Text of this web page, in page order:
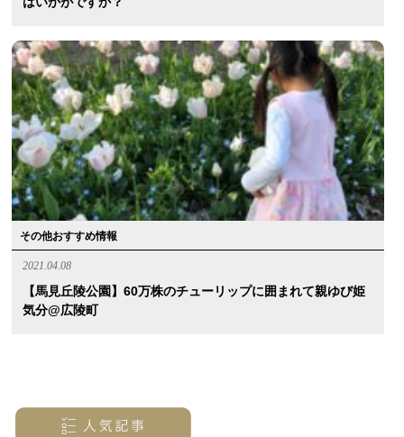
その他おすすめ情報
2021.04.08
【馬見丘陵公園】60万株のチューリップに囲まれて親ゆび姫
気分@広陵町